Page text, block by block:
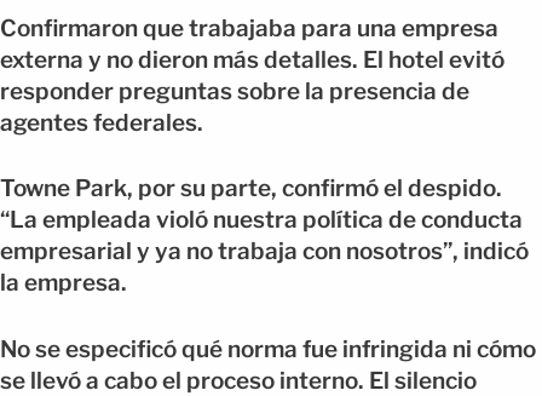
Confirmaron que trabajaba para una empresa
externa y no dieron más detalles. El hotel evitó
responder preguntas sobre la presencia de
agentes federales.
Towne Park, por su parte, confirmó el despido.
“La empleada violó nuestra política de conducta
empresarial y ya no trabaja con nosotros”, indicó
la empresa.
No se especificó qué norma fue infringida ni cómo
se llevó a cabo el proceso interno. El silencio